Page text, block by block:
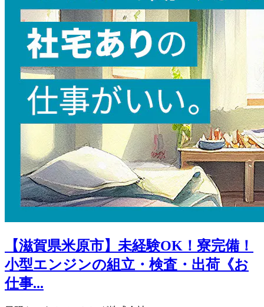
【滋賀県米原市】未経験OK！寮完備！
小型エンジンの組立・検査・出荷《お
仕事...